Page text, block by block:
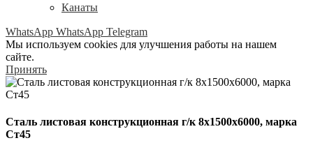
Канаты
WhatsApp WhatsApp Telegram
Мы используем cookies для улучшения работы на нашем
сайте.
Принять
Сталь листовая конструкционная г/к 8х1500х6000, марка
Ст45